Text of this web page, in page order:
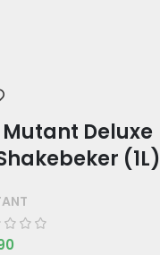
Mutant Deluxe
(1L)